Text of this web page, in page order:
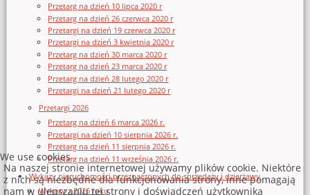
Przetarg na dzień 10 lipca 2020 r
Przetarg na dzień 26 czerwca 2020 r
Przetargi na dzień 19 czerwca 2020 r
Przetargi na dzień 3 kwietnia 2020 r
Przetarg na dzień 30 marca 2020 r
Przetarg na dzień 23 marca 2020 r
Przetarg na dzień 28 lutego 2020 r
Przetargi na dzień 21 lutego 2020 r
Przetargi 2026
Przetarg na dzień 6 marca 2026 r.
Przetargi na dzień 10 sierpnia 2026 r.
Przetarg na dzień 11 sierpnia 2026 r.
Przetarg na dzień 11 września 2026 r.
Wykazy nieruchomości przeznaczonych do sprzedaży i dzierżawy
Wykazy z 2026 roku
We use cookies
Na naszej stronie internetowej używamy plików cookie. Niektóre
z nich są niezbędne dla funkcjonowania strony, inne pomagają
nam w ulepszaniu tej strony i doświadczeń użytkownika